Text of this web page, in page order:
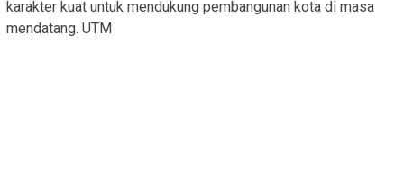
karakter kuat untuk mendukung pembangunan kota di masa
mendatang. UTM